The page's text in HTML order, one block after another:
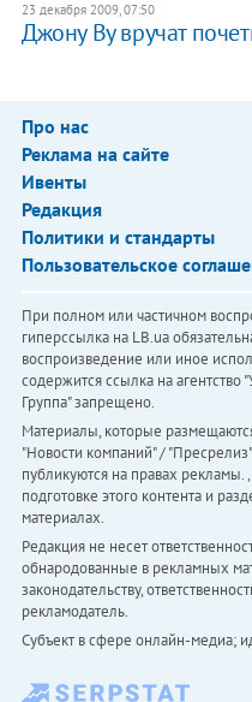
23 декабря 2009, 07:50
Джону Ву вручат
Про нас
Реклама на сайте
Ивенты
Редакция
Политики и стандарты
Пользовательское
При полном или частичном
гиперссылка на LB.ua
воспроизведение или иное
содержится ссылка на агентство
Группа" запрещено.
Материалы, которые
"Новости компаний" /
публикуются на правах рекламы.
подготовке этого контента и
материалах.
Редакция не несет
обнародованные в рекламных
законодательству,
рекламодатель.
Субъект в сфере онлайн-медиа;